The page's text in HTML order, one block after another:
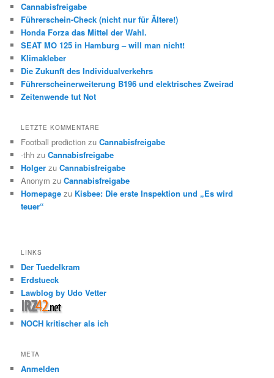
Cannabisfreigabe
Führerschein-Check (nicht nur für Ältere!)
Honda Forza das Mittel der Wahl.
SEAT MO 125 in Hamburg – will man nicht!
Klimakleber
Die Zukunft des Individualverkehrs
Führerscheinerweiterung B196 und elektrisches Zweirad
Zeitenwende tut Not
LETZTE KOMMENTARE
Football prediction zuCannabisfreigabe
-thh zuCannabisfreigabe
Holger zuCannabisfreigabe
Anonym zuCannabisfreigabe
Homepage zu Kisbee: Die erste Inspektion und „Es wird
teuer“
LINKS
Der Tuedelkram
Erdstueck
Lawblog by Udo Vetter
NOCH kritischer als ich
META
Anmelden